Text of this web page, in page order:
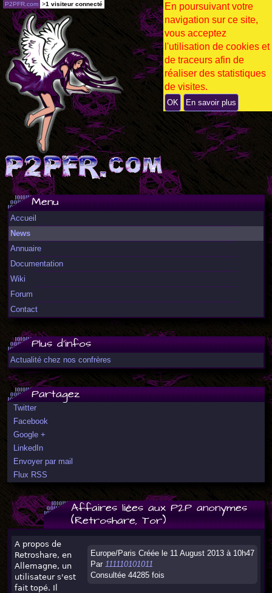
Menu
Accueil
News
Annuaire
Documentation
Wiki
Forum
Contact
Plus d'infos
Actualité chez nos confrères
Partagez
Twitter
Facebook
Google +
LinkedIn
Envoyer par mail
Flux RSS
Affaires liées aux P2P anonymes
(Retroshare, Tor)
Europe/Paris Créée le 11 August 2013 à 10h47
Par 111110101011
Consultée 44285 fois
A propos de
Retroshare, en
Allemagne, un
utilisateur s'est
fait topé. Il
P2PFR.com >1 visiteur connecté
En poursuivant votre
navigation sur ce site,
vous acceptez
l'utilisation de cookies et
de traceurs afin de
réaliser des statistiques
de visites.
OK En savoir plus